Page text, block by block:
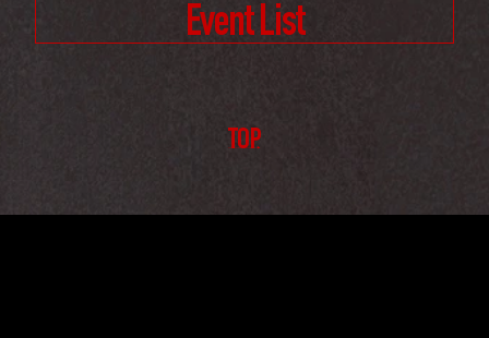
Event List
TOP